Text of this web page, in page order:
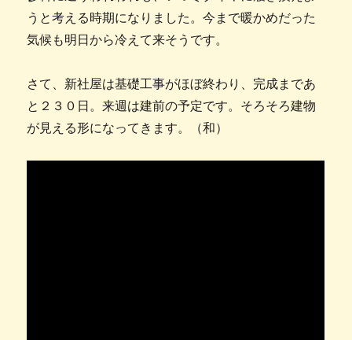
うと考える時期になりました。今まで暖かめだった
気候も明日から冷えて来そうです。
さて、新社屋は基礎工事がほぼ終わり、完成まであ
と２３０日。来週は建前の予定です。そろそろ建物
が見える形になってきます。（和）